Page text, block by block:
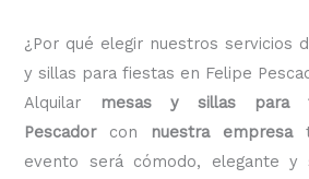
¿Por qué elegir nuestros servicios
y sillas para fiestas en Felipe
Alquilar
mesas y sillas para
Pescadorcon nuestra empresa
evento será cómodo, elegante y